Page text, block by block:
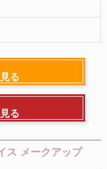
る
る
ス メークアップ